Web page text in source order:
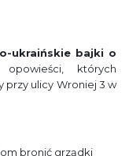
ukraińskie bajki o
których
przy ulicy Wroniej 3 w
bronić grządki